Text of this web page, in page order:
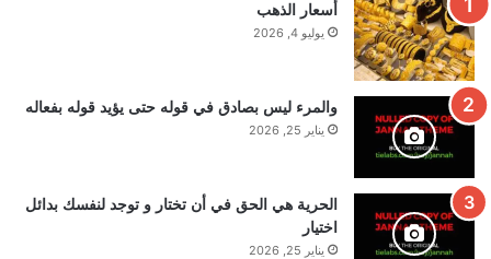
أسعار الذهب
يوليو 4, 2026
والمرء ليس بصادق في قوله حتى يؤيد قوله بفعاله
يناير 25, 2026
الحرية هي الحق في أن تختار و توجد لنفسك بدائل
اختيار
يناير 25, 2026